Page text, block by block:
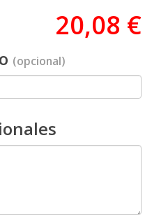
20,08 €
(opcional)